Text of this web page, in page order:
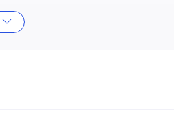
布等关键指标，实现全流程可视化管理